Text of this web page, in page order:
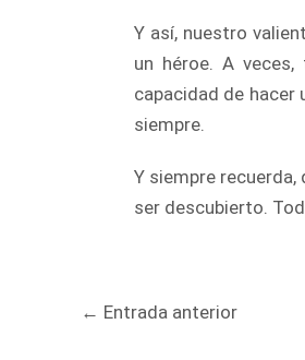
Y así, nuestro
un héroe. A
capacidad de hacer
siempre.
Y siempre
ser descubierto.
Navegación
← Entrada anterior